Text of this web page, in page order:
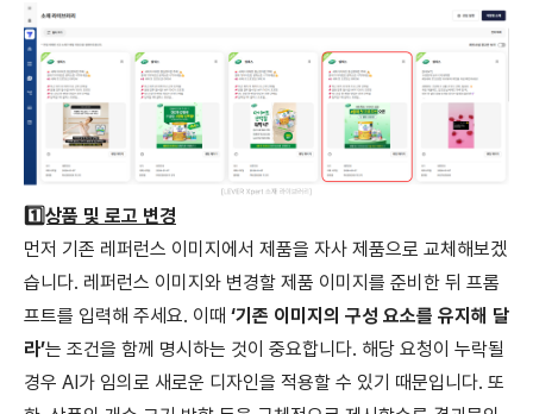
1️⃣상품 및 로고 변경
먼저 기존 레퍼런스 이미지에서 제품을 자사 제품으로 교체해보겠
습니다. 레퍼런스 이미지와 변경할 제품 이미지를 준비한 뒤 프롬
프트를 입력해 주세요. 이때 ‘기존 이미지의 구성 요소를 유지해 달
라’는 조건을 함께 명시하는 것이 중요합니다. 해당 요청이 누락될
경우 AI가 임의로 새로운 디자인을 적용할 수 있기 때문입니다. 또